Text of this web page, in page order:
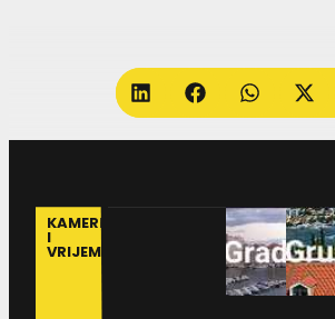
KAMERE
I
VRIJEME